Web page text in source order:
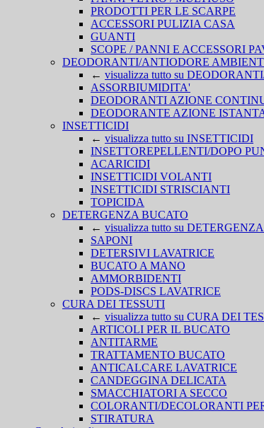
PRODOTTI PER LE SCARPE
ACCESSORI PULIZIA CASA
GUANTI
SCOPE / PANNI E ACCESSORI
DEODORANTI/ANTIODORE
← visualizza tutto su
ASSORBIUMIDITA'
DEODORANTI AZIONE
DEODORANTE AZIONE
INSETTICIDI
← visualizza tutto su INSETTICIDI
INSETTOREPELLENTI/DOPO
ACARICIDI
INSETTICIDI VOLANTI
INSETTICIDI STRISCIANTI
TOPICIDA
DETERGENZA BUCATO
← visualizza tutto su
SAPONI
DETERSIVI LAVATRICE
BUCATO A MANO
AMMORBIDENTI
PODS-DISCS LAVATRICE
CURA DEI TESSUTI
← visualizza tutto su CURA DEI
ARTICOLI PER IL BUCATO
ANTITARME
TRATTAMENTO BUCATO
ANTICALCARE LAVATRICE
CANDEGGINA DELICATA
SMACCHIATORI A SECCO
COLORANTI/DECOLORANTI
STIRATURA